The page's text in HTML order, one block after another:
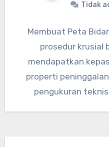
Tidak
Membuat Peta
prosedur krusial
mendapatkan
properti
pengukuran